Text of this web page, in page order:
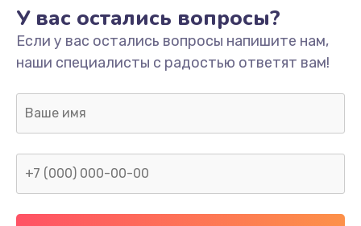
У вас остались вопросы?
Если у вас остались вопросы напишите нам,
наши специалисты с радостью ответят вам!